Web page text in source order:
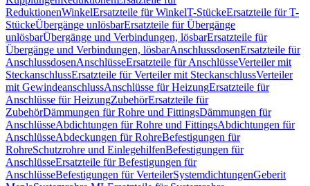
ReduktionenWinkelErsatzteile für WinkelT-StückeErsatzteile für T-
StückeÜbergänge unlösbarErsatzteile für Übergänge
unlösbarÜbergänge und Verbindungen, lösbarErsatzteile für
Übergänge und Verbindungen, lösbarAnschlussdosenErsatzteile für
AnschlussdosenAnschlüsseErsatzteile für AnschlüsseVerteiler mit
SteckanschlussErsatzteile für Verteiler mit SteckanschlussVerteiler
mit GewindeanschlussAnschlüsse für HeizungErsatzteile für
Anschlüsse für HeizungZubehörErsatzteile für
ZubehörDämmungen für Rohre und FittingsDämmungen für
AnschlüsseAbdichtungen für Rohre und FittingsAbdichtungen für
AnschlüsseAbdeckungen für RohreBefestigungen für
RohreSchutzrohre und EinlegehilfenBefestigungen für
AnschlüsseErsatzteile für Befestigungen für
AnschlüsseBefestigungen für VerteilerSystemdichtungenGeberit